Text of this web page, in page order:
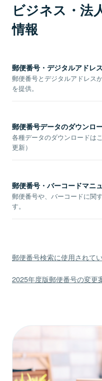
ビジネス・法
情報
郵便番号・デジタルアドレ
郵便番号とデジタルアドレス
を提供。
郵便番号データのダウンロ
各種データのダウンロードは
更新）
郵便番号・バーコードマニ
郵便番号や、バーコードに関
す。
郵便番号検索に使用されて
2025年度版郵便番号の変更